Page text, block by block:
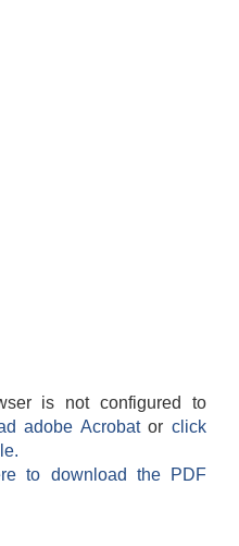
is not configured to
adobe Acrobatorclick
to download the PDF